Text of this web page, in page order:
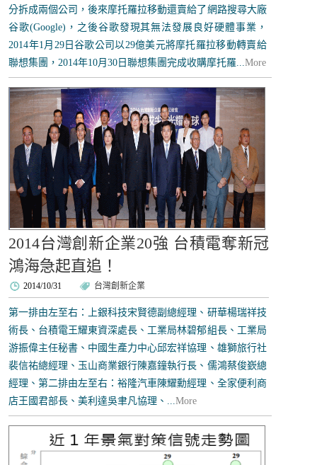
分拆成兩個公司，後來摩托羅拉移動還賣給了網路搜尋大廠
谷歌(Google)，之後谷歌發現其無法發展良好硬體事業，
2014年1月29日谷歌公司以29億美元將摩托羅拉移動轉賣給
聯想集團，2014年10月30日聯想集團完成收購摩托羅...More
2014台灣創新企業20強 台積電奪新冠
鴻海急起直追！
2014/10/31 台灣創新企業
第一排由左至右：上銀科技宋賢德副總經理、研華楊瑞祥技
術長、台積電王耀東資深處長、工業局林碧郁組長、工業局
游振偉主任秘書、中國生產力中心邱宏祥協理、雄獅旅行社
裴信祐總經理、玉山商業銀行陳嘉鐘執行長、儒鴻蔡俊嶔總
經理、第二排由左至右：裕隆汽車陳耀勳經理、全家便利商
店王國君部長、美利達吳聿凡協理、...More